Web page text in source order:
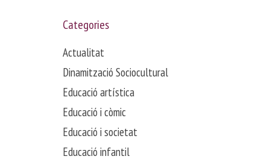
Categories
Actualitat
Dinamització Sociocultural
Educació artística
Educació i còmic
Educació i societat
Educació infantil